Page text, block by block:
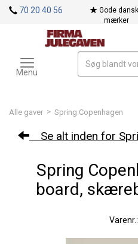
Alle gaver > Spring Copenhagen
Se alt inden for
Spring
board,
70 20 40 56
Gode
mærker
Toggle
navigation
Menu
Mærker